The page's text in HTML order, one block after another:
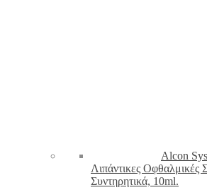
Alcon
Λιπάντικες Οφθαλμικές
Συντηρητικά, 10ml.